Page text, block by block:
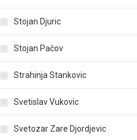
Stojan Djuric
Stojan Pačov
Strahinja Stankovic
Svetislav Vukovic
Svetozar Zare Djordjevic